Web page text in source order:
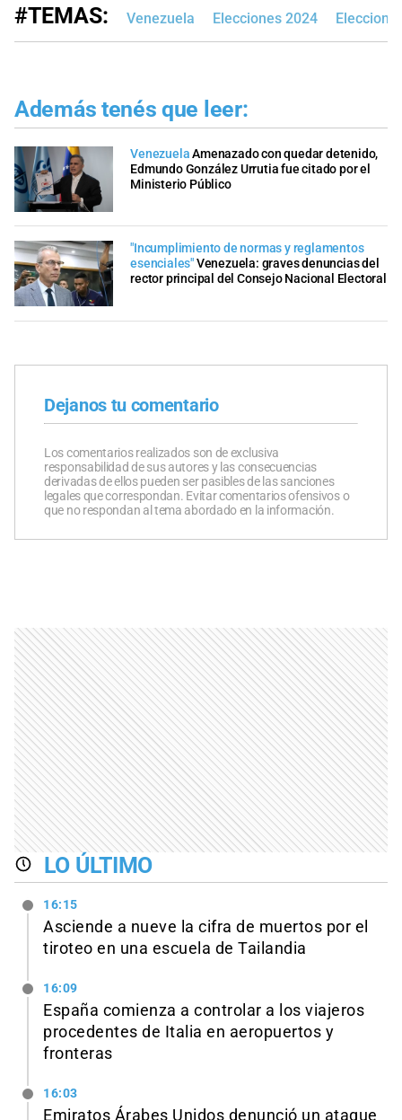
#TEMAS: Venezuela Elecciones 2024
Además tenés que leer:
VenezuelaAmenazado con quedar detenido,
Edmundo González Urrutia fue citado por el
Ministerio Público
"Incumplimiento de normas y reglamentos
esenciales"Venezuela: graves denuncias del
rector principal del Consejo Nacional Electoral
Dejanos tu comentario
Los comentarios realizados son de exclusiva
responsabilidad de sus autores y las consecuencias
derivadas de ellos pueden ser pasibles de las sanciones
legales que correspondan. Evitar comentarios ofensivos o
que no respondan al tema abordado en la información.
LO ÚLTIMO
16:15
Asciende a nueve la cifra de muertos por el
tiroteo en una escuela de Tailandia
16:09
España comienza a controlar a los viajeros
procedentes de Italia en aeropuertos y
fronteras
16:03
Emiratos Árabes Unidos denunció un ataque